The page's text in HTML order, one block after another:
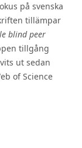
på svenska
tillämpar
blind peer
tillgång
ut sedan
of Science